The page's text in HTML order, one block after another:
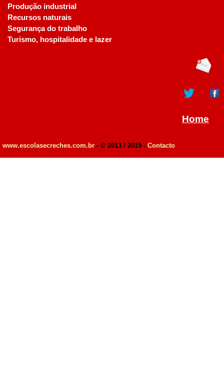
Produção industrial
Recursos naturais
Segurança do trabalho
Turismo, hospitalidade e lazer
Home
www.escolasecreches.com.br - © 2013 / 2019 - Contacto